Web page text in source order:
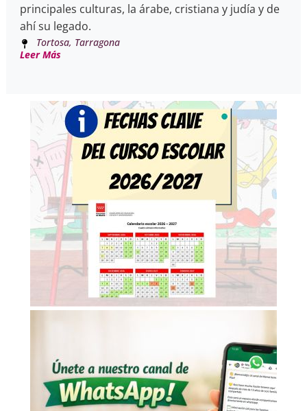
principales culturas, la árabe, cristiana y judía y de
ahí su legado.
Tortosa, Tarragona
Leer Más